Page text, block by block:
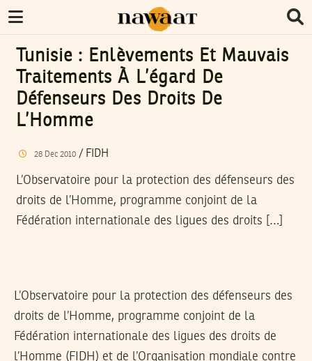
Tunisie : Enlèvements Et Mauvais
Traitements À L’égard De
Défenseurs Des Droits De
L’Homme
28 Dec 2010/ FIDH
L’Observatoire pour la protection des défenseurs des
droits de l’Homme, programme conjoint de la
Fédération internationale des ligues des droits […]
L’Observatoire pour la protection des défenseurs des
droits de l’Homme, programme conjoint de la
Fédération internationale des ligues des droits de
l’Homme (FIDH) et de l’Organisation mondiale contre